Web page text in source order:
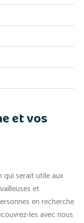
et vos
serait utile aux
et
en recherche
les avec nous